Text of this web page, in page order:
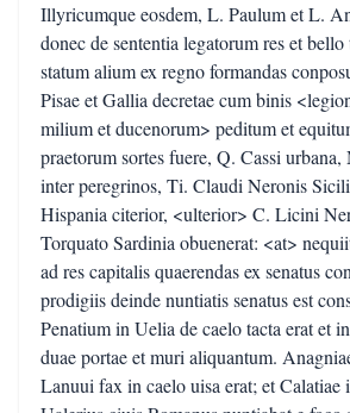
Illyricumque eosdem, L. Paulum et L.
donec de sententia legatorum res et
statum alium ex regno formandas
Pisae et Gallia decretae cum binis
milium et ducenorum> peditum et
praetorum sortes fuere, Q. Cassi
inter peregrinos, Ti. Claudi Neronis
Hispania citerior, <ulterior> C. Licini
Torquato Sardinia obuenerat: <at>
ad res capitalis quaerendas ex senatus
prodigiis deinde nuntiatis senatus est
Penatium in Uelia de caelo tacta erat et
duae portae et muri aliquantum.
Lanuui fax in caelo uisa erat; et